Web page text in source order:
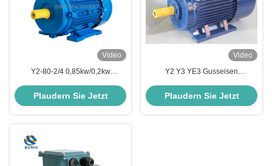
Video
Y2-80-2/4 0,85kw/0,2kw
Induktionsmotor Drei-Phasen-
Plaudern Sie Jetzt
Video
Y2 Y3 YE3 Gusseisen
Dreiphasige asynchrone
Plaudern Sie Jetzt